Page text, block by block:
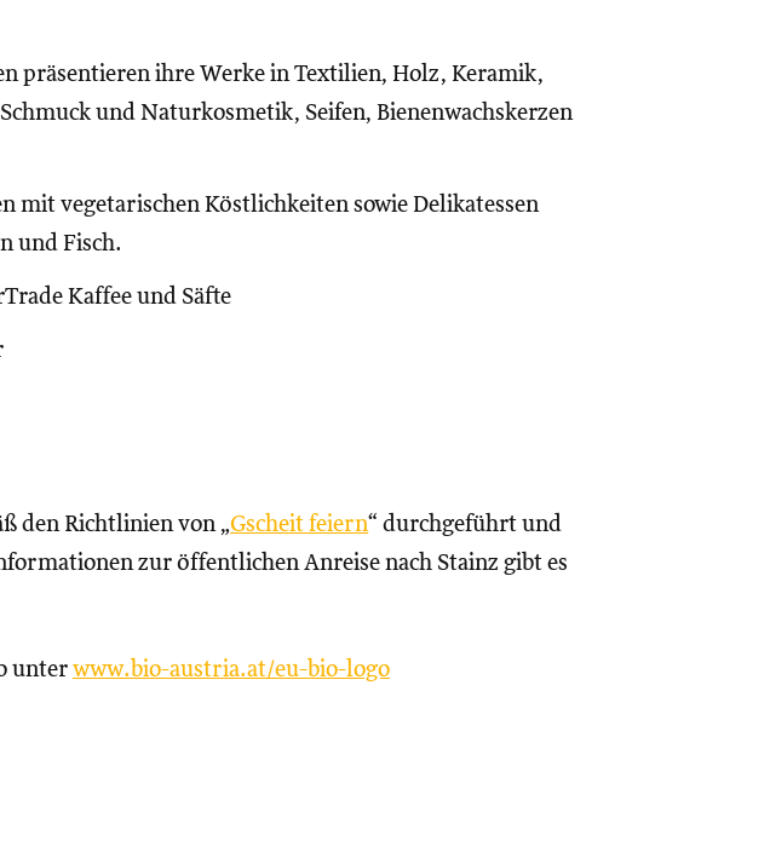
präsentieren ihre Werke in Textilien, Holz, Keramik,
und Naturkosmetik, Seifen, Bienenwachskerzen
mit vegetarischen Köstlichkeiten sowie Delikatessen
und Fisch.
Kaffee und Säfte
den Richtlinien von „Gscheit feiern“ durchgeführt und
zur öffentlichen Anreise nach Stainz gibt es
unter www.bio-austria.at/eu-bio-logo